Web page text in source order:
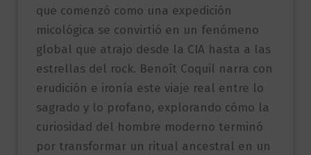
que comenzó como una expedición
micológica se convirtió en un fenómeno
global que atrajo desde la CIA hasta a las
estrellas del rock. Benoît Coquil narra con
erudición e ironía este viaje real entre lo
sagrado y lo profano, explorando cómo la
curiosidad del hombre moderno terminó
por transformar un ritual ancestral en un